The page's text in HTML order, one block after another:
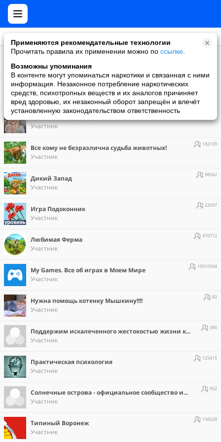
Применяются рекомендательные технологии
Прочитать правила их применении можно по ссылке
Возможны упоминания
В контенте могут упоминаться наркотики и связанная с ними
информация. Незаконное потребление наркотических
средств, психотропных веществ и их аналогов причиняет
вред здоровью, их незаконный оборот запрещён и влечёт
установленную законодательством ответственность
"Открытки и Подарки Друзьям в Гостевые"
Участник
"Райский сад" официальное сообщество игры
Участник
Баба Яга и все, все, все!
Участник
Все кому не безразлична судьба животных!
Участник
182109
Дикий Запад
Участник
98562
Игра Подоконник
Участник
22097
Любимая Ферма
Участник
470712
Мy Games. Все об играх в Моем Мире
Участник
10010934
Нужна помощь котенку Мышкину!!!!
Участник
82
Поддержим искалеченного жестокостью жизни котёнка, Мышкина|™
Участник
390
Практическая психология
Участник
125415
Солнечные острова - официальное сообщество игры
Участник
952
Типиный Воронеж
Участник
156028